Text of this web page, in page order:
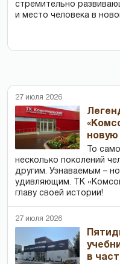
стремительно
и место человека в
27 июля 2026
новую
То
несколько поколений
другим. Узнаваемым –
удивляющим. ТК
главу своей истории!
27 июля 2026
в